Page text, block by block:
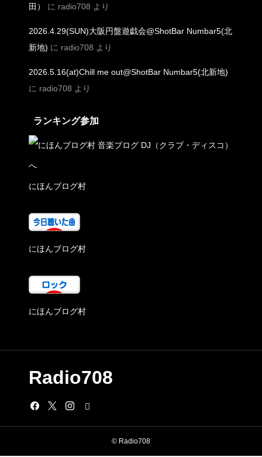
田）
に radio708 より
2026.4.29(SUN)大阪円盤遊戯会@ShotBar Numbar5(北
新地) に radio708 より
2026.5.16(at)Chill me out@ShotBar Numbar5(北新地)
に radio708 より
ランキング参加
にほんブログ村
にほんブログ村
にほんブログ村
Radio708
© Radio708